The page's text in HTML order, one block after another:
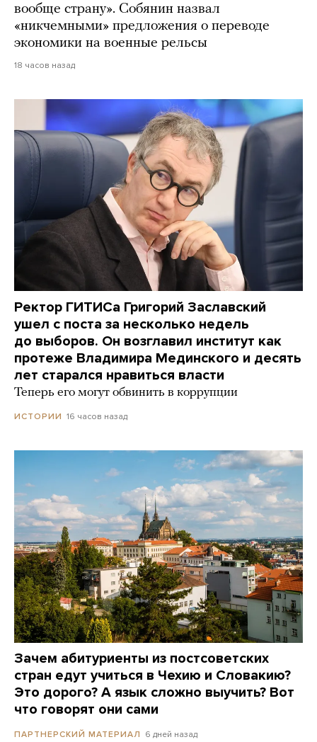
вообще страну». Собянин назвал
«никчемными» предложения о переводе
экономики на военные рельсы
18 часов назад
Ректор ГИТИСа Григорий Заславский
ушел с поста за несколько недель
до выборов. Он возглавил институт как
протеже Владимира Мединского и десять
лет старался нравиться власти
Теперь его могут обвинить в коррупции
ИСТОРИИ 16 часов назад
Зачем абитуриенты из постсоветских
стран едут учиться в Чехию и Словакию?
Это дорого? А язык сложно выучить? Вот
что говорят они сами
ПАРТНЕРСКИЙ МАТЕРИАЛ 6 дней назад